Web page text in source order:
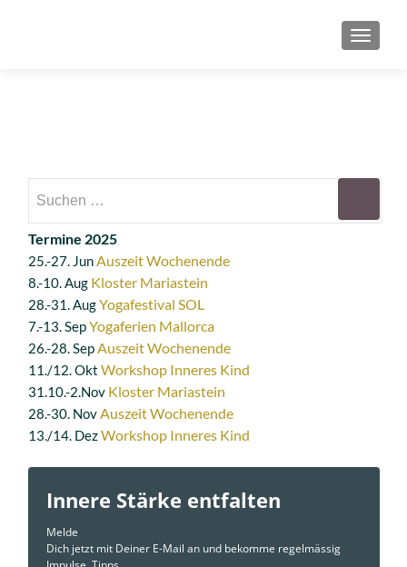
nach:
Termine 2025
25.-27. JunAuszeit Wochenende
8.-10. Aug Kloster Mariastein
28.-31. AugYogafestival SOL
7.-13. SepYogaferien Mallorca
26.-28. SepAuszeit Wochenende
11./12. Okt Workshop Inneres Kind
31.10.-2.Nov Kloster Mariastein
28.-30. NovAuszeit Wochenende
13./14. DezWorkshop Inneres Kind
Innere Stärke entfalten
Melde
Dich jetzt mit Deiner E-Mail an und bekomme regelmässig